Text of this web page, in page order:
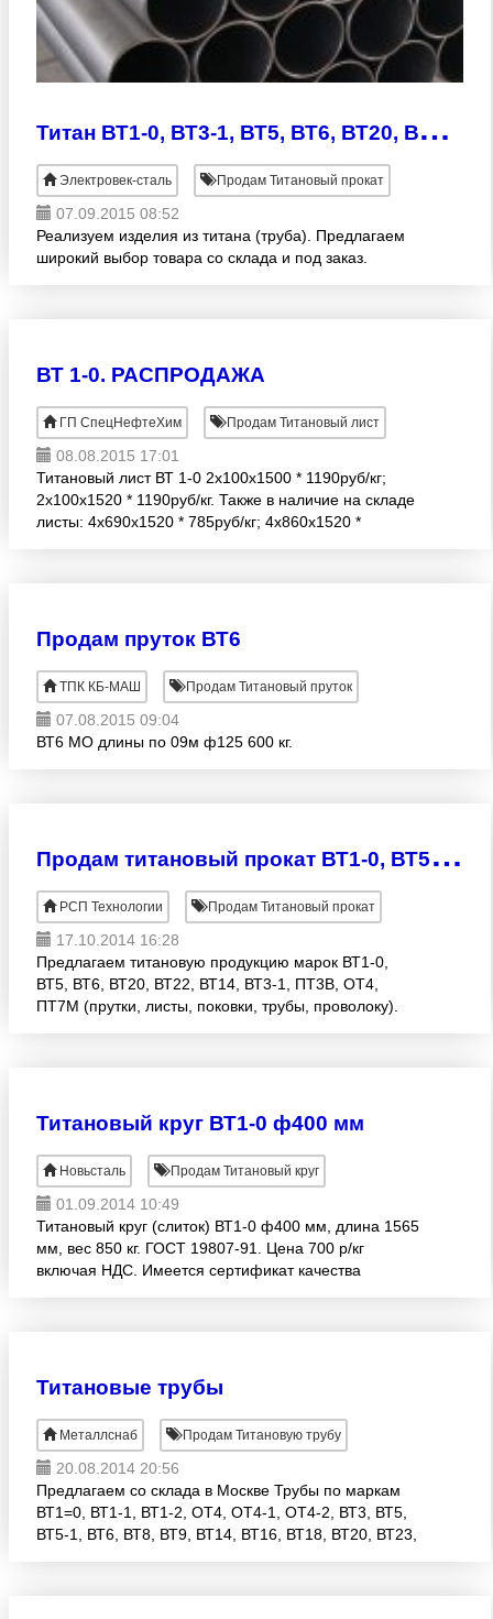
Т
итан ВТ1-0, ВТ3-1, ВТ5, ВТ6, ВТ20, ВТ22, grade 2, grade 5, grade 6 — grade 32.
Электровек-сталь Продам Титановый прокат
07.09.2015 08:52
Реализуем изделия из титана (труба). Предлагаем
широкий выбор товара со склада и под заказ.
ВТ 1-0. РАСПРОДАЖА
ГП СпецНефтеХим Продам Титановый лист
08.08.2015 17:01
Титановый лист ВТ 1-0 2х100х1500 * 1190руб/кг;
2х100х1520 * 1190руб/кг. Также в наличие на складе
листы: 4х690х1520 * 785руб/кг; 4х860х1520 *
Продам пруток ВТ6
ТПК КБ-МАШ Продам Титановый пруток
07.08.2015 09:04
ВТ6 МО длины по 09м ф125 600 кг.
П
родам титановый прокат ВТ1-0, ВТ5, ВТ6, ВТ20, ВТ22, ВТ14, ВТ3-1, ПТ3В, ОТ4, ПТ7М
РСП Технологии Продам Титановый прокат
17.10.2014 16:28
Предлагаем титановую продукцию марок ВТ1-0,
ВТ5, ВТ6, ВТ20, ВТ22, ВТ14, ВТ3-1, ПТ3В, ОТ4,
ПТ7М (прутки, листы, поковки, трубы, проволоку).
Титановый круг ВТ1-0 ф400 мм
Новьсталь Продам Титановый круг
01.09.2014 10:49
Титановый круг (слиток) ВТ1-0 ф400 мм, длина 1565
мм, вес 850 кг. ГОСТ 19807-91. Цена 700 р/кг
включая НДС. Имеется сертификат качества
Титановые трубы
Металлснаб Продам Титановую трубу
20.08.2014 20:56
Предлагаем со склада в Москве Трубы по маркам
ВТ1=0, ВТ1-1, ВТ1-2, ОТ4, ОТ4-1, ОТ4-2, ВТ3, ВТ5,
ВТ5-1, ВТ6, ВТ8, ВТ9, ВТ14, ВТ16, ВТ18, ВТ20, ВТ23,